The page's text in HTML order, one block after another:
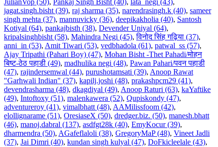
JulianVop (50), Pankaj Singh Bisht (40), lata_negi (43),
jagat.singh.bisht (39), raj sharma (35), narendrasingh.k (40), sameer
singh mehta (37), mannuvicky (36), deepikakholia (40), Santosh
Kotiyal (64), pankajbisth (38), Devender Uniyal (64),
kripalsinghbisht (58), Mahindra Negi (45),विनोद सिंह गढ़िया (37),
anni_in (53), Amit Tiwari (53), vedbhadola (61), patwal_ss (57),
Ajay Tripathi (Pahari Boy) (47), Mohan Bisht -Thet Pahadi/मोहन
बिष्ट-ठेठ पहाडी (49), madhulika negi (48), Pawan Pahari/पवन पहाडी
(47), rajindersemwal (44), purushotamsati (39), Anoop Rawat
"Garhwali Indian" (37), kapilj.joshi (48), prakashpcm29 (41),
devendrasharma (48), dkagdiyal (49), Anoop Raturi (63), kaYaftike
(49), Intoftoxy (51), malenkawera (52), Qupiskondy (47),
adventureroy (41), vimalbhatt (48), AAMilissfoom (42),
elollignarame (51), OresiaseX (50), dredger.biz. (50), manesh.bhatt
(46), manoj.dabral (137), asdfgt28k (40), EmyKocur (39),
dharmendra (50), AGafeflaloli (38), GregoryMaP (48), Vineet Jadli
(37), Jai Dimri (40), kundan singh kulyal (47), DoFkicleelale (43),